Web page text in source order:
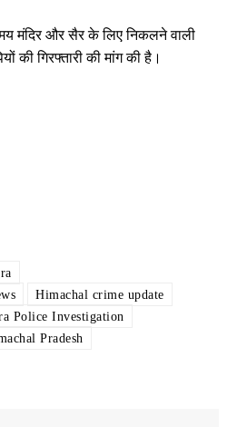
मंदिर और सैर के लिए निकलने वाली
गिरफ्तारी की मांग की है।
Himachal crime update
Police Investigation
Pradesh